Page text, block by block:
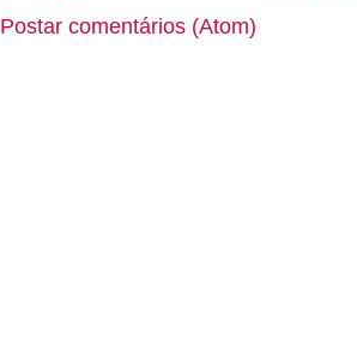
Postar comentários (Atom)